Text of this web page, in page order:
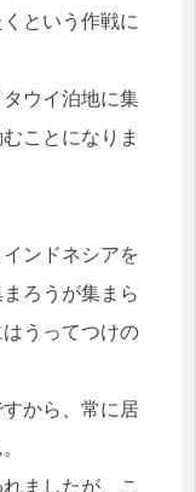
という作戦に
ウイ泊地に集
ことになりま
ンドネシアを
ろうが集まら
うってつけの
から、常に居
ましたが、こ